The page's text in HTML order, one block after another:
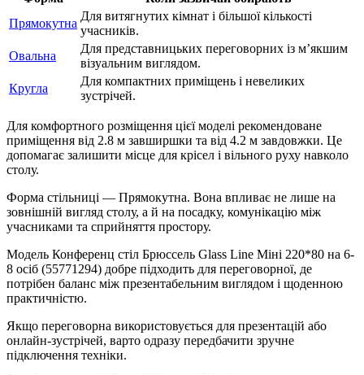
Прямокутна
Для витягнутих кімнат і більшої кількості
учасників.
Овальна
Для представницьких переговорних із м’якшим
візуальним виглядом.
Кругла
Для компактних приміщень і невеликих
зустрічей.
Для комфортного розміщення цієї моделі рекомендоване
приміщення від 2.8 м завширшки та від 4.2 м завдовжки. Це
допомагає залишити місце для крісел і вільного руху навколо
столу.
Форма стільниці — Прямокутна. Вона впливає не лише на
зовнішній вигляд столу, а й на посадку, комунікацію між
учасниками та сприйняття простору.
Модель Конференц стіл Брюссель Glass Line Міні 220*80 на 6-
8 осіб (55771294) добре підходить для переговорної, де
потрібен баланс між презентабельним виглядом і щоденною
практичністю.
Якщо переговорна використовується для презентацій або
онлайн-зустрічей, варто одразу передбачити зручне
підключення техніки.